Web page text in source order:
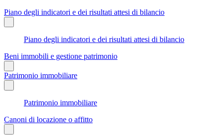
Piano degli indicatori e dei risultati attesi di bilancio
Piano degli indicatori e dei risultati attesi di bilancio
Beni immobili e gestione patrimonio
Patrimonio immobiliare
Patrimonio immobiliare
Canoni di locazione o affitto